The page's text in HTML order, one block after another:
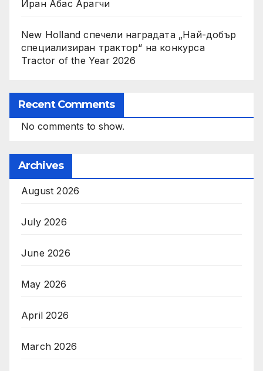
Иран Абас Арагчи
New Holland спечели наградата „Най-добър
специализиран трактор“ на конкурса
Tractor of the Year 2026
Recent Comments
No comments to show.
Archives
August 2026
July 2026
June 2026
May 2026
April 2026
March 2026